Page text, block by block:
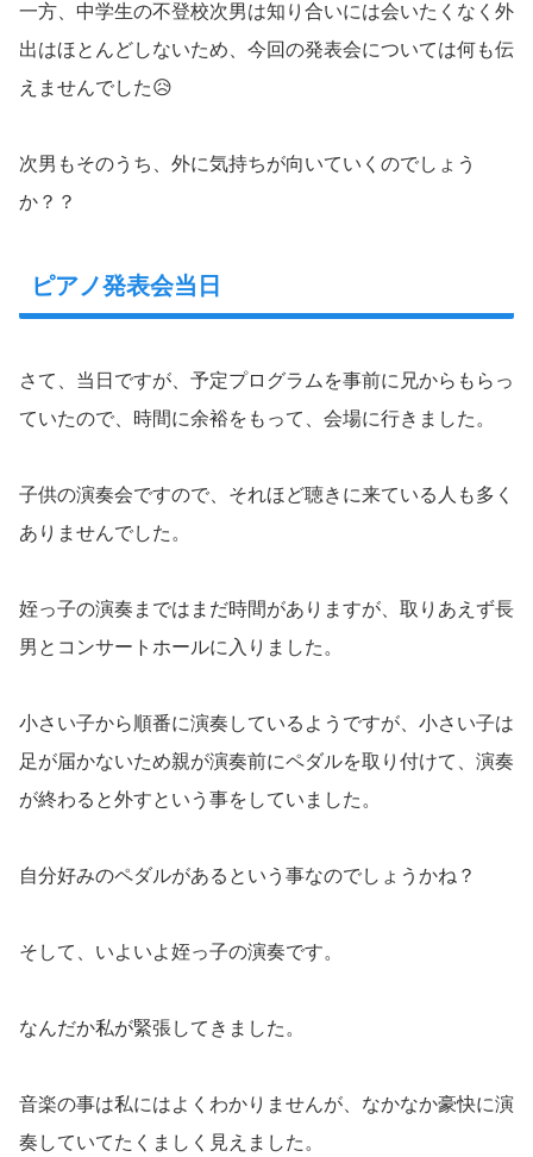
一方、中学生の不登校次男は知り合いには会いたくなく外
出はほとんどしないため、今回の発表会については何も伝
えませんでした😥
次男もそのうち、外に気持ちが向いていくのでしょう
か？？
ピアノ発表会当日
さて、当日ですが、予定プログラムを事前に兄からもらっ
ていたので、時間に余裕をもって、会場に行きました。
子供の演奏会ですので、それほど聴きに来ている人も多く
ありませんでした。
姪っ子の演奏まではまだ時間がありますが、取りあえず長
男とコンサートホールに入りました。
小さい子から順番に演奏しているようですが、小さい子は
足が届かないため親が演奏前にペダルを取り付けて、演奏
が終わると外すという事をしていました。
自分好みのペダルがあるという事なのでしょうかね？
そして、いよいよ姪っ子の演奏です。
なんだか私が緊張してきました。
音楽の事は私にはよくわかりませんが、なかなか豪快に演
奏していてたくましく見えました。